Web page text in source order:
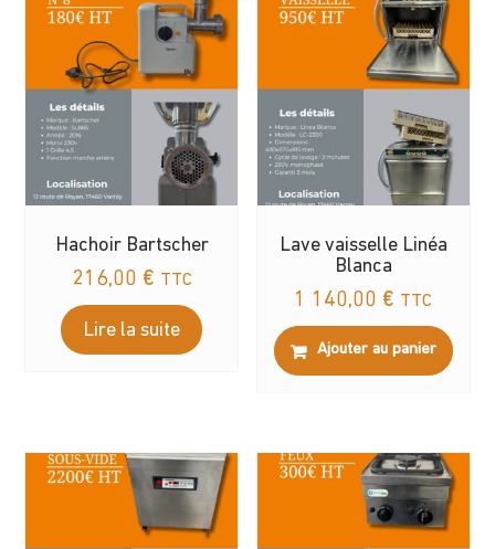
Hachoir Bartscher
216,00 € TTC
Lire la suite
Lave vaisselle Linéa
Blanca
1 140,00 € TTC
Ajouter au panier